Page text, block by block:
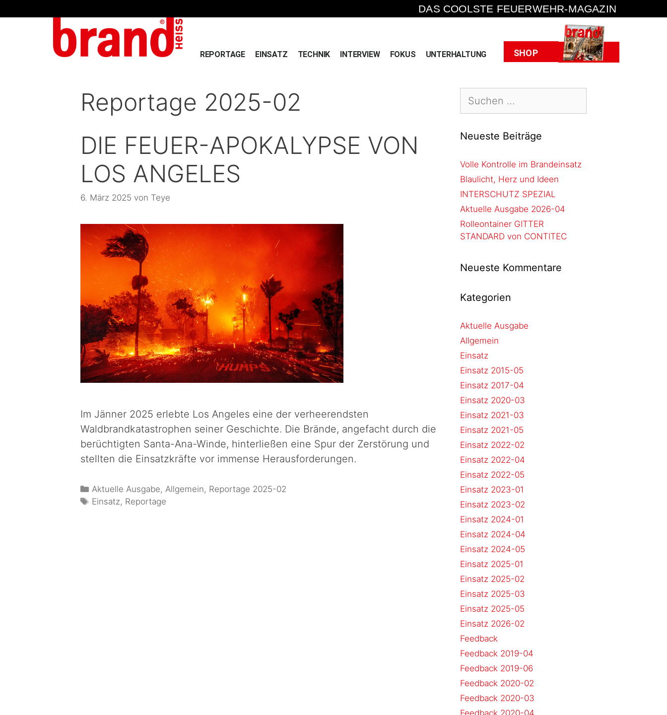
DAS COOLSTE FEUERWEHR-MAGAZIN
REPORTAGE EINSATZ TECHNIK INTERVIEW FOKUS UNTERHALTUNG SHOP Heft
Reportage 2025-02
DIE FEUER-APOKALYPSE VON
LOS ANGELES
6. März 2025 von Teye
Im Jänner 2025 erlebte Los Angeles eine der verheerendsten
Waldbrandkatastrophen seiner Geschichte. Die Brände, angefacht durch die
berüchtigten Santa-Ana-Winde, hinterließen eine Spur der Zerstörung und
stellten die Einsatzkräfte vor immense Herausforderungen.
Aktuelle Ausgabe,Allgemein, Reportage 2025-02
Einsatz, Reportage
Neueste Beiträge
Volle Kontrolle im Brandeinsatz
Blaulicht, Herz und Ideen
INTERSCHUTZ SPEZIAL
Aktuelle Ausgabe 2026-04
Rolleontainer GITTER
STANDARD von CONTITEC
Neueste Kommentare
Kategorien
Aktuelle Ausgabe
Allgemein
Einsatz
Einsatz 2015-05
Einsatz 2017-04
Einsatz 2020-03
Einsatz 2021-03
Einsatz 2021-05
Einsatz 2022-02
Einsatz 2022-04
Einsatz 2022-05
Einsatz 2023-01
Einsatz 2023-02
Einsatz 2024-01
Einsatz 2024-04
Einsatz 2024-05
Einsatz 2025-01
Einsatz 2025-02
Einsatz 2025-03
Einsatz 2025-05
Einsatz 2026-02
Feedback
Feedback 2019-04
Feedback 2019-06
Feedback 2020-02
Feedback 2020-03
Feedback 2020-04